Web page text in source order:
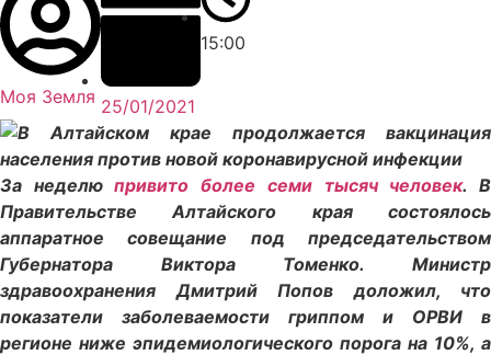
Моя Земля 25/01/2021
15:00
За неделюпривито более семи тысяч человек. В
Правительстве Алтайского края состоялось
аппаратное совещание под председательством
Губернатора Виктора Томенко. Министр
здравоохранения Дмитрий Попов доложил, что
показатели заболеваемости гриппом и ОРВИ в
регионе ниже эпидемиологического порога на 10%, а